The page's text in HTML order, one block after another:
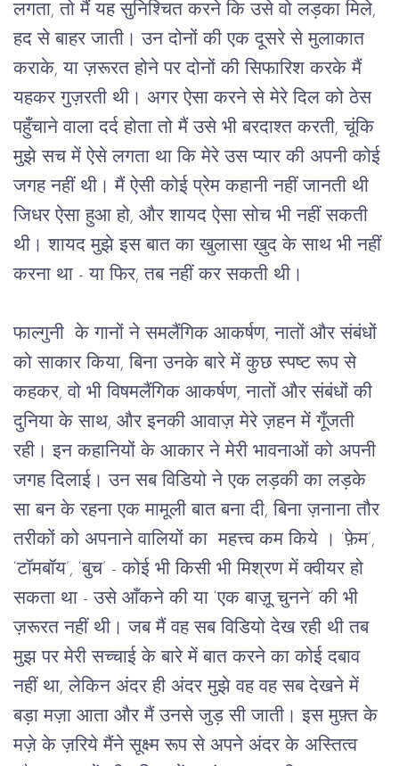
लगता, तो मैं यह सुनिश्चित करने कि उसे वो लड़का मिले,
हद से बाहर जाती। उन दोनों की एक दूसरे से मुलाकात
कराके, या ज़रूरत होने पर दोनों की सिफारिश करके मैं
यहकर गुज़रती थी। अगर ऐसा करने से मेरे दिल को ठेस
पहुँचाने वाला दर्द होता तो मैं उसे भी बरदाश्त करती, चूंकि
मुझे सच में ऐसे लगता था कि मेरे उस प्यार की अपनी कोई
जगह नहीं थी। मैं ऐसी कोई प्रेम कहानी नहीं जानती थी
जिधर ऐसा हुआ हो, और शायद ऐसा सोच भी नहीं सकती
थी। शायद मुझे इस बात का खुलासा ख़ुद के साथ भी नहीं
करना था - या फिर, तब नहीं कर सकती थी।
फाल्गुनी  के गानों ने समलैंगिक आकर्षण, नातों और संबंधों
को साकार किया, बिना उनके बारे में कुछ स्पष्ट रूप से
कहकर, वो भी विषमलैंगिक आकर्षण, नातों और संबंधों की
दुनिया के साथ, और इनकी आवाज़ मेरे ज़हन में गूँजती
रही। इन कहानियों के आकार ने मेरी भावनाओं को अपनी
जगह दिलाई। उन सब विडियो ने एक लड़की का लड़के
सा बन के रहना एक मामूली बात बना दी, बिना ज़नाना तौर
तरीकों को अपनाने वालियों का  महत्त्व कम किये । ‘फ़ेम’,
‘टॉमबॉय’, ‘बुच’ - कोई भी किसी भी मिश्रण में क्वीयर हो
सकता था - उसे आँकने की या ‘एक बाज़ू चुनने’ की भी
ज़रूरत नहीं थी। जब मैं वह सब विडियो देख रही थी तब
मुझ पर मेरी सच्चाई के बारे में बात करने का कोई दबाव
नहीं था, लेकिन अंदर ही अंदर मुझे वह वह सब देखने में
बड़ा मज़ा आता और मैं उनसे जुड़ सी जाती। इस मुफ़्त के
मज़े के ज़रिये मैंने सूक्ष्म रूप से अपने अंदर के अस्तित्व